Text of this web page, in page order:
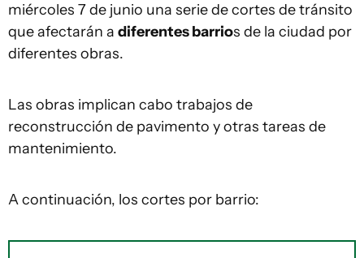
miércoles 7 de junio una serie de cortes de tránsito
que afectarán a diferentes barrios de la ciudad por
diferentes obras.
Las obras implican cabo trabajos de
reconstrucción de pavimento y otras tareas de
mantenimiento.
A continuación, los cortes por barrio: